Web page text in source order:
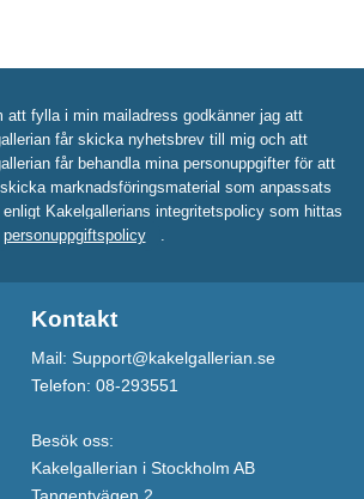
att fylla i min mailadress godkänner jag att
får skicka nyhetsbrev till mig och att
får behandla mina personuppgifter för att
marknadsföringsmaterial som anpassats
Kakelgallerians integritetspolicy som hittas
personuppgiftspolicy
Kontakt
Mail: Support@kakelgallerian.se
Telefon: 08-293551
Besök oss:
Kakelgallerian i Stockholm AB